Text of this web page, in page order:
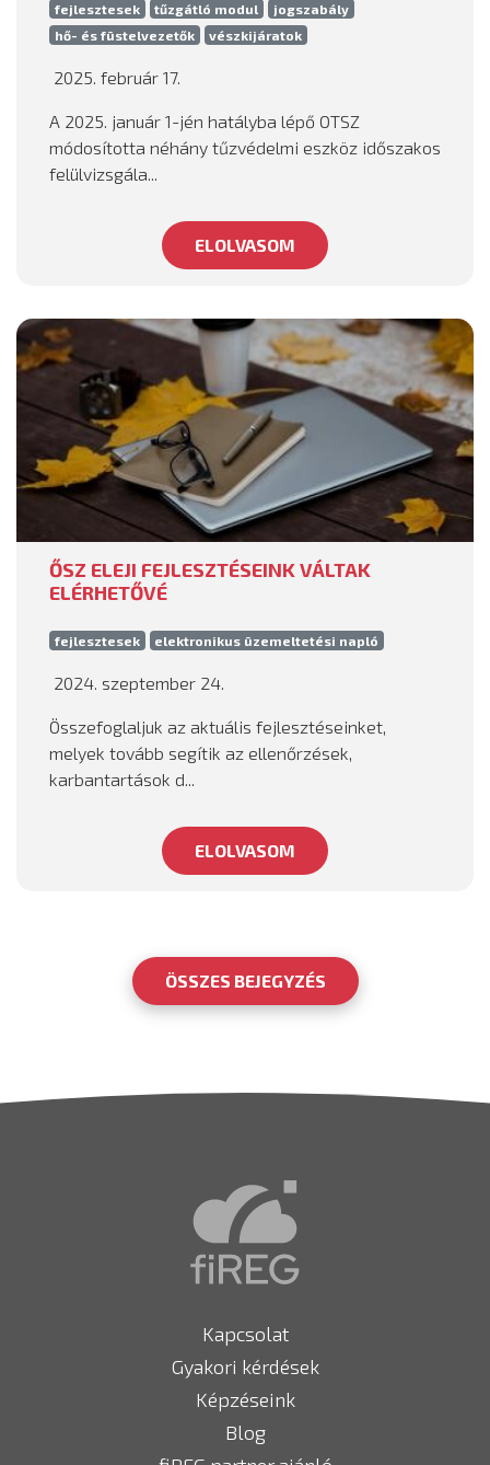
fejlesztesek tűzgátló modul
jogszabály
hő- és füstelvezetők
vészkijáratok
2025. február 17.
A 2025. január 1-jén hatályba lépő OTSZ
módosította néhány tűzvédelmi eszköz időszakos
felülvizsgála...
ELOLVASOM
ŐSZ ELEJI FEJLESZTÉSEINK VÁLTAK
ELÉRHETŐVÉ
fejlesztesek elektronikus üzemeltetési napló
2024. szeptember 24.
Összefoglaljuk az aktuális fejlesztéseinket,
melyek tovább segítik az ellenőrzések,
karbantartások d...
ELOLVASOM
ÖSSZES BEJEGYZÉS
Kapcsolat
Gyakori kérdések
Képzéseink
Blog